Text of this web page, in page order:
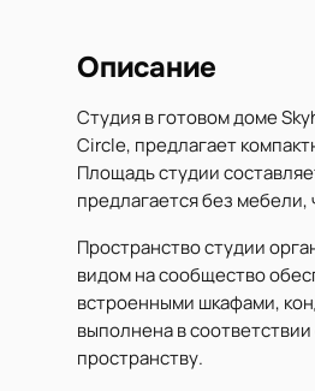
Описание
Студия в готовом доме
Circle, предлагает
Площадь студии
предлагается без
Пространство студии
видом на сообщество
встроенными шкафами,
выполнена в
пространству.